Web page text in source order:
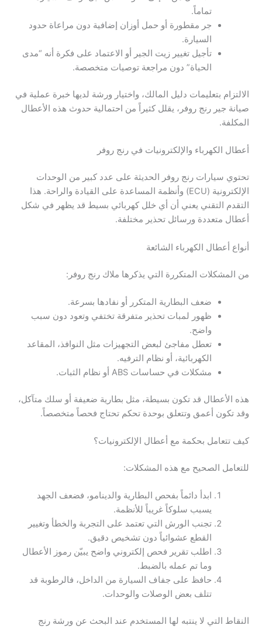
تماماً.
جر مقطورة أو حمل أوزان إضافية دون مراعاة حدود
السيارة.
تأجيل تغيير زيت الجير أو الاعتماد على فكرة أنه “مدى
الحياة” دون مراجعة توصيات متخصصة.
الالتزام بتعليمات دليل المالك، واختيار ورشة لديها خبرة عملية في
صيانة جير رنج روفر، يقلل كثيراً من احتمالية حدوث هذه الأعطال
المكلفة.
أعطال الكهرباء والإلكترونيات في رنج روفر
تحتوي سيارات رنج روفر الحديثة على عدد كبير من الوحدات
الإلكترونية (ECU) وأنظمة المساعدة على القيادة والراحة. هذا
التقدم التقني يعني أن أي خلل كهربائي بسيط قد يظهر في شكل
أعطال متعددة ورسائل تحذير مختلفة.
أنواع أعطال الكهرباء الشائعة
من المشكلات المتكررة التي يذكرها ملاك رنج روفر:
ضعف البطارية المتكرر أو نفادها بسرعة.
ظهور لمبات تحذير متفرقة تختفي وتعود دون سبب
واضح.
تعطل مفاجئ لبعض التجهيزات مثل النوافذ، المقاعد
الكهربائية، أو نظام الترفيه.
مشكلات في حساسات ABS أو نظام الثبات.
هذه الأعطال قد تكون بسيطة، مثل بطارية ضعيفة أو سلك متآكل،
وقد تكون أعمق وتتعلق بوحدة تحكم تحتاج فحصاً متخصصاً.
كيف تتعامل بحكمة مع أعطال الإلكترونيات؟
للتعامل الصحيح مع هذه المشكلات:
ابدأ دائماً بفحص البطارية والدينامو، فضعف الجهد
يسبب سلوكاً غريباً للأنظمة.
تجنب الورش التي تعتمد على التجربة والخطأ وتغيير
القطع عشوائياً دون تشخيص دقيق.
اطلب تقرير فحص إلكتروني واضح يبيّن رموز الأعطال
وما تم عمله بالضبط.
حافظ على جفاف السيارة من الداخل، فالرطوبة قد
تتلف بعض الوصلات والوحدات.
النقاط التي لا ينتبه لها المستخدم عند البحث عن ورشة رنج